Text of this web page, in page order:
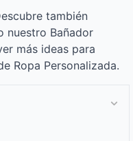
también
nuestro Bañador
más ideas para
Ropa Personalizada.